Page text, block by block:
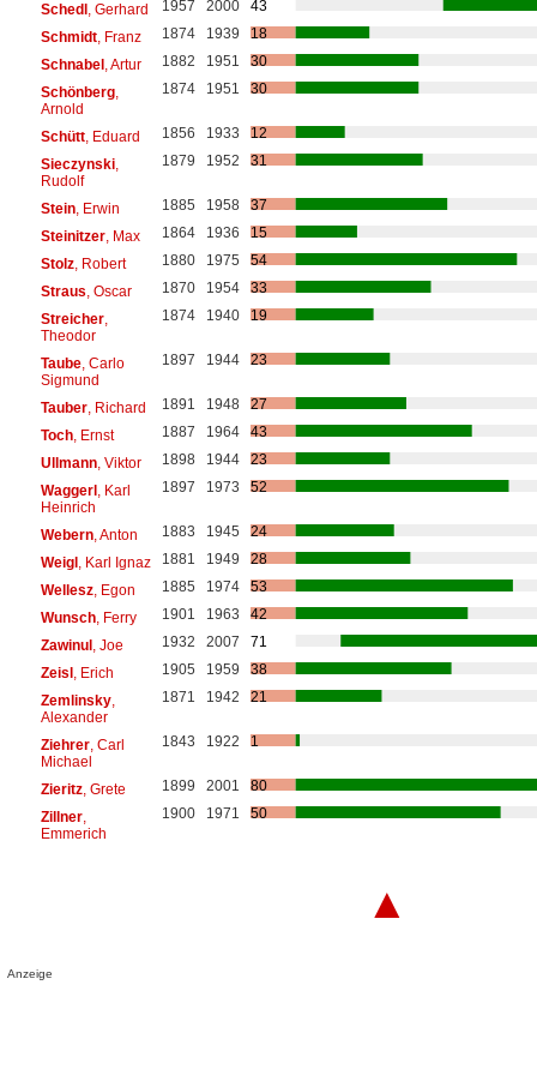
Schedl, Gerhard 1957 2000
43
Schmidt, Franz 1874 1939
18
Schnabel, Artur 1882 1951
30
Schönberg,
Arnold
1874 1951 30
Schütt, Eduard 1856 1933
12
Sieczynski,
Rudolf
1879 1952 31
Stein, Erwin 1885 1958
37
Steinitzer, Max 1864 1936
15
Stolz, Robert 1880 1975
54
Straus , Oscar 1870 1954
33
Streicher,
Theodor
1874 1940 19
Taube, Carlo
Sigmund
1897 1944 23
Tauber, Richard 1891 1948
27
Toch, Ernst 1887 1964
43
Ullmann, Viktor 1898 1944
23
Waggerl, Karl
Heinrich
1897 1973 52
Webern, Anton 1883 1945
24
Weigl, Karl Ignaz 1881 1949
28
Wellesz, Egon 1885 1974
53
Wunsch, Ferry 1901 1963
42
Zawinul, Joe 1932 2007
71
Zeisl, Erich 1905 1959
38
Zemlinsky,
Alexander
1871 1942 21
Ziehrer, Carl
Michael
1843 1922 1
Zieritz, Grete 1899 2001
80
Zillner,
Emmerich
1900 1971 50
▲
Anzeige